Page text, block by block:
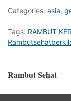
Categories: asia,
Tags: RAMBUT
Rambut Sehat